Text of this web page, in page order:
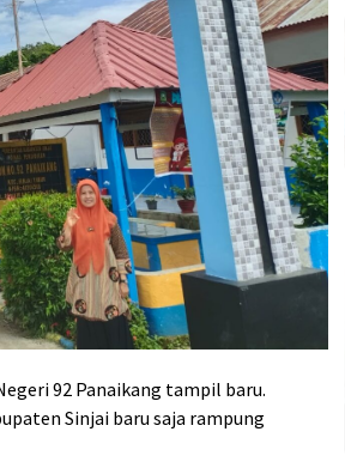
92 Panaikang tampil baru.
Sinjai baru saja rampung